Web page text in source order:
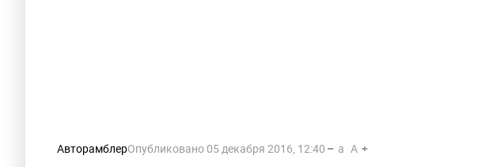
АвторамблерОпубликовано 05 декабря 2016, 12:40 a A